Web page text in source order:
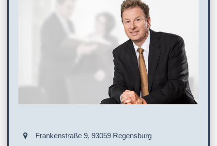
Frankenstraße 9, 93059 Regensburg